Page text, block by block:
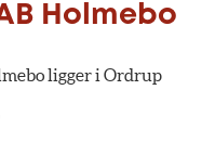
Holmebo
ligger i Ordrup